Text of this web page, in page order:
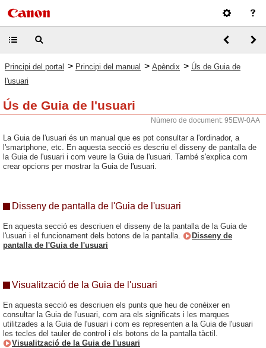
Principi del portal > Principi del manual > Apèndix > Ús de Guia de
l'usuari
Ús de Guia de l'usuari
Número de document: 95EW-0AA
La Guia de l'usuari és un manual que es pot consultar a l'ordinador, a
l'smartphone, etc. En aquesta secció es descriu el disseny de pantalla de
la Guia de l'usuari i com veure la Guia de l'usuari. També s'explica com
crear opcions per mostrar la Guia de l'usuari.
Disseny de pantalla de l'Guia de l'usuari
En aquesta secció es descriuen el disseny de la pantalla de la Guia de
l'usuari i el funcionament dels botons de la pantalla.
Disseny de
pantalla de l'Guia de l'usuari
Visualització de la Guia de l'usuari
En aquesta secció es descriuen els punts que heu de conèixer en
consultar la Guia de l'usuari, com ara els significats i les marques
utilitzades a la Guia de l'usuari i com es representen a la Guia de l'usuari
les tecles del tauler de control i els botons de la pantalla tàctil.
Visualització de la Guia de l'usuari